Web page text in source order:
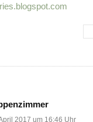
2017 um 16:46 Uhr